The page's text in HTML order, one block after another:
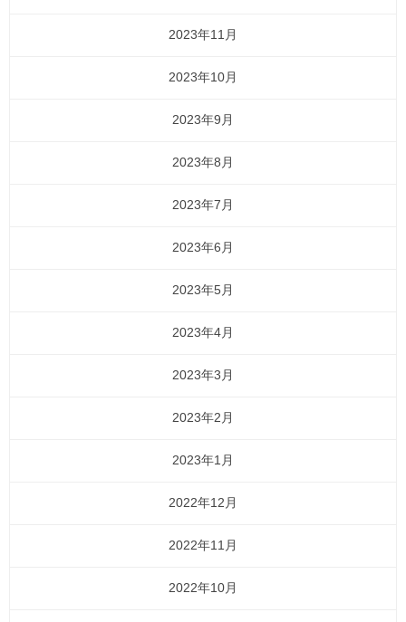
2023年11月
2023年10月
2023年9月
2023年8月
2023年7月
2023年6月
2023年5月
2023年4月
2023年3月
2023年2月
2023年1月
2022年12月
2022年11月
2022年10月